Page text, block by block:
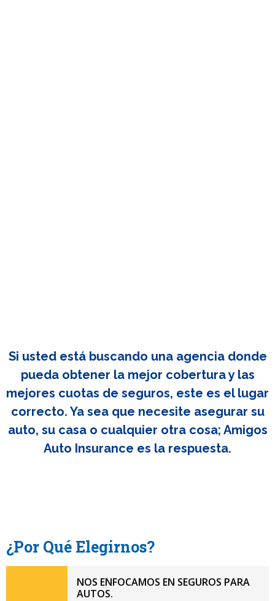
Si usted está buscando una agencia donde
pueda obtener la mejor cobertura y las
mejores cuotas de seguros, este es el lugar
correcto. Ya sea que necesite asegurar su
auto, su casa o cualquier otra cosa; Amigos
Auto Insurance es la respuesta.
¿Por Qué Elegirnos?
NOS ENFOCAMOS EN SEGUROS PARA
AUTOS.